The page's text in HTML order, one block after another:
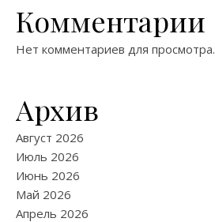
Комментарии
Нет комментариев для просмотра.
Архив
Август 2026
Июль 2026
Июнь 2026
Май 2026
Апрель 2026